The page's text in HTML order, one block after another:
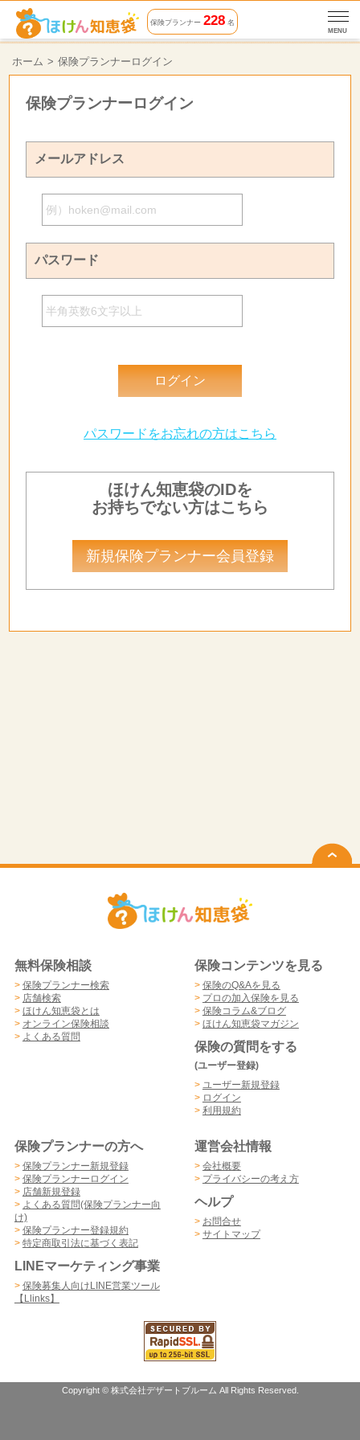
保険プランナー228 名
MENU
ホーム 保険プランナーログイン
保険プランナーログイン
メールアドレス
パスワード
パスワードをお忘れの方はこちら
ほけん知恵袋のIDを
お持ちでない方はこちら
新規保険プランナー会員登録
無料保険相談
> 保険プランナー検索
> 店舗検索
> ほけん知恵袋とは
> オンライン保険相談
> よくある質問
保険コンテンツを見る
> 保険のQ&Aを見る
> プロの加入保険を見る
> 保険コラム&ブログ
> ほけん知恵袋マガジン
保険の質問をする
(ユーザー登録)
> ユーザー新規登録
> ログイン
> 利用規約
保険プランナーの方へ
> 保険プランナー新規登録
> 保険プランナーログイン
> 店舗新規登録
> よくある質問(保険プランナー向
け)
> 保険プランナー登録規約
> 特定商取引法に基づく表記
LINEマーケティング事業
> 保険募集人向けLINE営業ツール
【Llinks】
運営会社情報
> 会社概要
> プライバシーの考え方
ヘルプ
> お問合せ
> サイトマップ
Copyright © 株式会社デザートブルーム All Rights Reserved.